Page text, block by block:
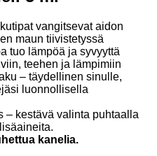
vangitsevat aidon
maun tiivistetyssä
tuo lämpöä ja syvyyttä
teehen ja lämpimiin
– täydellinen sinulle,
luonnollisella
– kestävä valinta puhtaalla
kanelia.